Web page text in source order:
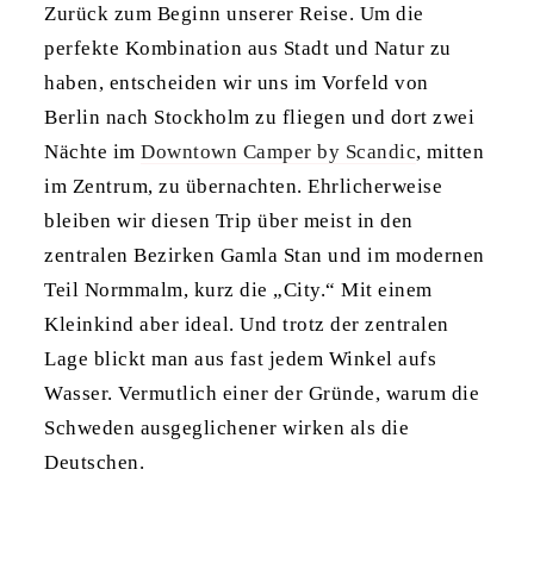
Zurück zum Beginn unserer Reise. Um die
perfekte Kombination aus Stadt und Natur zu
haben, entscheiden wir uns im Vorfeld von
Berlin nach Stockholm zu fliegen und dort zwei
Nächte imDowntown Camper by Scandic, mitten
im Zentrum, zu übernachten. Ehrlicherweise
bleiben wir diesen Trip über meist in den
zentralen Bezirken Gamla Stan und im modernen
Teil Normmalm, kurz die „City.“ Mit einem
Kleinkind aber ideal. Und trotz der zentralen
Lage blickt man aus fast jedem Winkel aufs
Wasser. Vermutlich einer der Gründe, warum die
Schweden ausgeglichener wirken als die
Deutschen.